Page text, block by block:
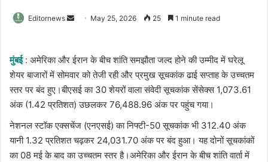
Editornews
Send May 25, 2026 25 1 minute read
मुंबई : अमेरिका और ईरान के बीच शांति समझौता जल्द होने की उम्मीद में घरेलू
शेयर बाजारों में सोमवार को तेजी रही और प्रमुख सूचकांक ढाई सप्ताह के उच्चतम
स्तर पर बंद हुए।बीएसई का 30 शेयरों वाला संवेदी सूचकांक सेंसेक्स 1,073.61
अंक (1.42 प्रतिशत) उछलकर 76,488.96 अंक पर पहुंच गया।
नेशनल स्टॉक एक्सचेंज (एनएसई) का निफ्टी-50 सूचकांक भी 312.40 अंक
यानी 1.32 प्रतिशत चढ़कर 24,031.70 अंक पर बंद हुआ। यह दोनों सूचकांकों
का 08 मई के बाद का उच्चतम स्तर है।अमेरिका और ईरान के बीच शांति वार्ता में